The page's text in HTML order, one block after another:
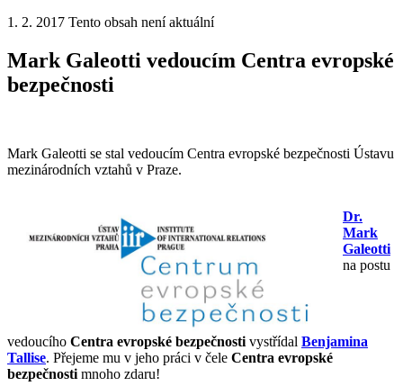
1. 2. 2017 Tento obsah není aktuální
Mark Galeotti vedoucím Centra evropské
bezpečnosti
Mark Galeotti se stal vedoucím Centra evropské bezpečnosti Ústavu
mezinárodních vztahů v Praze.
Dr.
Mark
Galeotti
na postu
vedoucího Centra evropské bezpečnosti vystřídal Benjamina
Tallise. Přejeme mu v jeho práci v čele Centra evropské
bezpečnosti mnoho zdaru!